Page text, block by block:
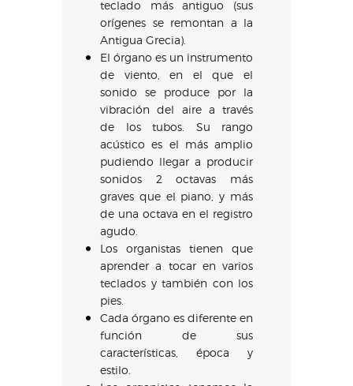
teclado más antiguo (sus
orígenes se remontan a la
Antigua Grecia).
El órgano es un instrumento
de viento, en el que el
sonido se produce por la
vibración del aire a través
de los tubos. Su rango
acústico es el más amplio
pudiendo llegar a producir
sonidos 2 octavas más
graves que el piano, y más
de una octava en el registro
agudo.
Los organistas tienen que
aprender a tocar en varios
teclados y también con los
pies.
Cada órgano es diferente en
función de sus
características, época y
estilo.